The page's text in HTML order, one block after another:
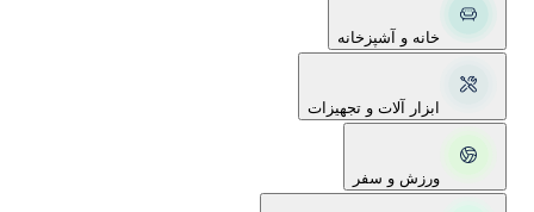
خانه و آشپزخانه
ابزار آلات و تجهیزات
ورزش و سفر